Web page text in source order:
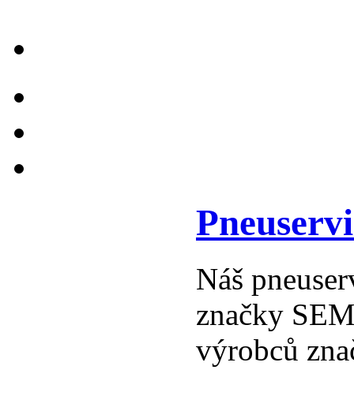
Náš
značky
výrobců